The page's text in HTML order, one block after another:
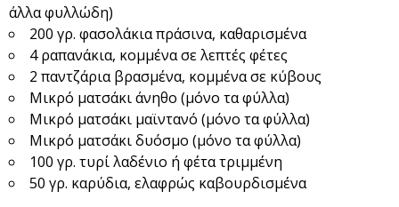
άλλα φυλλώδη)
200 γρ. φασολάκια πράσινα, καθαρισμένα
4 ραπανάκια, κομμένα σε λεπτές φέτες
2 παντζάρια βρασμένα, κομμένα σε κύβους
Μικρό ματσάκι άνηθο (μόνο τα φύλλα)
Μικρό ματσάκι μαϊντανό (μόνο τα φύλλα)
Μικρό ματσάκι δυόσμο (μόνο τα φύλλα)
100 γρ. τυρί λαδένιο ή φέτα τριμμένη
50 γρ. καρύδια, ελαφρώς καβουρδισμένα